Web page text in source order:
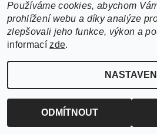
2026 ©ZooLife.cz, všechna práva vyhrazena
Vytvořil
Používáme cookies, abychom
prohlížení webu a díky analýze
zlepšovali jeho funkce, výkon a
informacízde.
NASTAVENÍ
ODMÍTNOUT